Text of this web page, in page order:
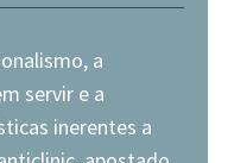
a
servir e a
inerentes a